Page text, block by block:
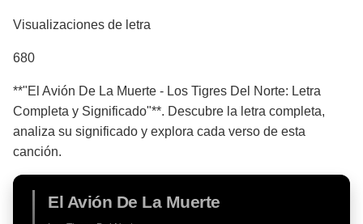
Visualizaciones de letra
680
**"El Avión De La Muerte - Los Tigres Del Norte: Letra
Completa y Significado"**. Descubre la letra completa,
analiza su significado y explora cada verso de esta
canción.
El Avión De La Muerte